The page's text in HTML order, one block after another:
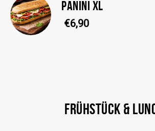
PANINI XL
€6,90
FRÜHSTÜCK &